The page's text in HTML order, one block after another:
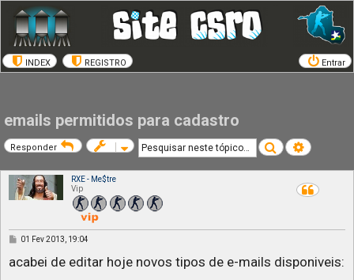
INDEX REGISTRO Entrar
emails permitidos para cadastro
Responder PesquisarPesquisa
RXE - Me$tre
Vip
M
s
01 Fev 2013, 19:04
acabei de editar hoje novos tipos de e-mails disponiveis: